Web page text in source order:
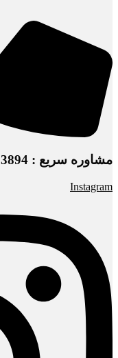
مشاوره سریع : 09125453894
Instagram